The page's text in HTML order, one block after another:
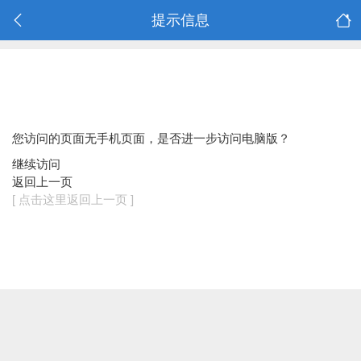
提示信息
您访问的页面无手机页面，是否进一步访问电脑版？
继续访问
返回上一页
[ 点击这里返回上一页 ]